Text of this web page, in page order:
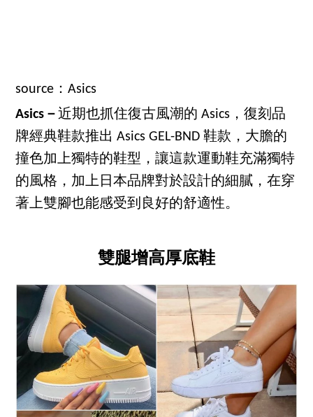
source：Asics
Asics－近期也抓住復古風潮的 Asics，復刻品
牌經典鞋款推出 Asics GEL-BND 鞋款，大膽的
撞色加上獨特的鞋型，讓這款運動鞋充滿獨特
的風格，加上日本品牌對於設計的細膩，在穿
著上雙腳也能感受到良好的舒適性。
雙腿增高厚底鞋